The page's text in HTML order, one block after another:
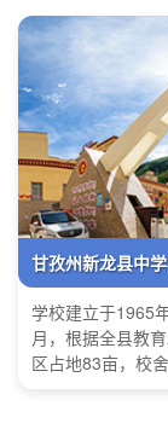
甘孜州新龙县中
学校建立于1965
月，根据全县教
区占地83亩，校